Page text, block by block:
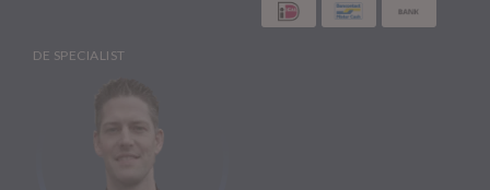
DE SPECIALIST